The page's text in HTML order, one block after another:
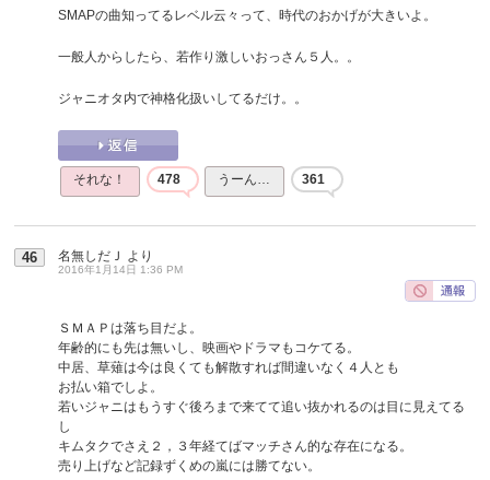
SMAPの曲知ってるレベル云々って、時代のおかげが大きいよ。
一般人からしたら、若作り激しいおっさん５人。。
ジャニオタ内で神格化扱いしてるだけ。。
それな！ 478 うーん… 361
46 名無しだＪ より
2016年1月14日 1:36 PM
ＳＭＡＰは落ち目だよ。
年齢的にも先は無いし、映画やドラマもコケてる。
中居、草薙は今は良くても解散すれば間違いなく４人とも
お払い箱でしよ。
若いジャニはもうすぐ後ろまで来てて追い抜かれるのは目に見えてる
し
キムタクでさえ２，３年経てばマッチさん的な存在になる。
売り上げなど記録ずくめの嵐には勝てない。